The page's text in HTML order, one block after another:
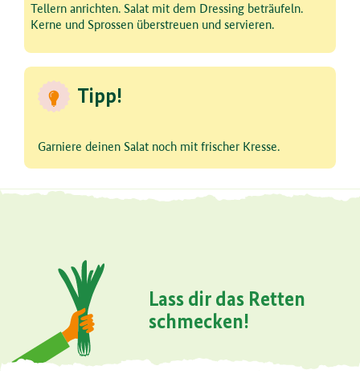
Tellern anrichten. Salat mit dem Dressing beträufeln.
Kerne und Sprossen überstreuen und servieren.
Tipp!
Garniere deinen Salat noch mit frischer Kresse.
Lass dir das Retten
schmecken!